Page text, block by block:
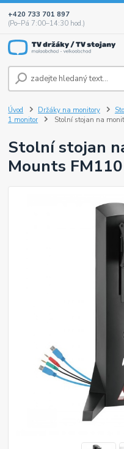
+420 733 701 897
(Po–Pá 7:00–14:30 hod.)
Úvod Držáky na monitory
1 monitor
Stolní stojan na
Stolní stojan
Mounts FM110